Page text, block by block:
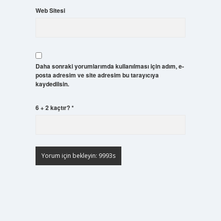
Web Sitesi
Daha sonraki yorumlarımda kullanılması için adım, e-
posta adresim ve site adresim bu tarayıcıya
kaydedilsin.
6 + 2 kaçtır?*